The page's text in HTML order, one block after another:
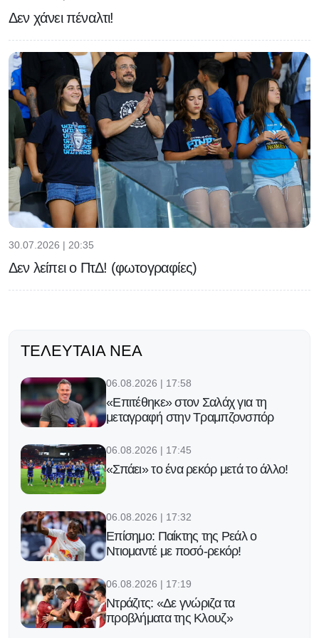
Δεν χάνει πέναλτι!
30.07.2026 | 20:35
Δεν λείπει ο ΠτΔ! (φωτογραφίες)
ΤΕΛΕΥΤΑΊΑ ΝΈΑ
06.08.2026 | 17:58
«Επιτέθηκε» στον Σαλάχ για τη
μεταγραφή στην Τραμπζονσπόρ
06.08.2026 | 17:45
«Σπάει» το ένα ρεκόρ μετά το άλλο!
06.08.2026 | 17:32
Επίσημο: Παίκτης της Ρεάλ ο
Ντιομαντέ με ποσό-ρεκόρ!
06.08.2026 | 17:19
Ντράζιτς: «Δε γνώριζα τα
προβλήματα της Κλουζ»